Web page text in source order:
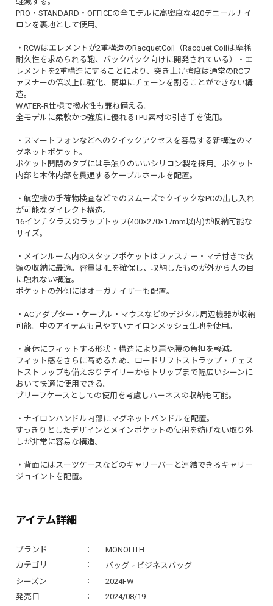
アイテム詳細
ブランド
MONOLITH
カテゴリ
バッグ > ビジネスバッグ
シーズン
2024FW
発売日
2024/08/19
PRO・STANDARD・OFFICEの全モデルに高密度な420デニールナイ
ロンを裏地として使用。
・RCWはエレメントが2重構造のRacquetCoil（Racquet Coilは摩耗
耐久性を求められる鞄、バックパック向けに開発されている）・エ
レメントを2重構造にすることにより、突き上げ強度は通常のRCフ
ァスナーの倍以上に強化、簡単にチェーンを割ることができない構
造。
WATER-R仕様で撥水性も兼ね備える。
全モデルに柔軟かつ強度に優れるTPU素材の引き手を使用。
・スマートフォンなどへのクイックアクセスを容易する新構造のマ
グネットポケット。
ポケット開閉のタブには手触りのいいシリコン製を採用。ポケット
内部と本体内部を貫通するケーブルホールを配置。
・航空機の手荷物検査などでのスムーズでクイックなPCの出し入れ
が可能なダイレクト構造。
16インチクラスのラップトップ(400×270×17mm以内)が収納可能な
サイズ。
・メインルーム内のスタッフポケットはファスナー・マチ付きで衣
類の収納に最適。容量は4Lを確保し、収納したものが外から人の目
に触れない構造。
ポケットの外側にはオーガナイザーも配置。
・ACアダプター・ケーブル・マウスなどのデジタル周辺機器が収納
可能。中のアイテムも見やすいナイロンメッシュ生地を使用。
・身体にフィットする形状・構造により肩や腰の負担を軽減。
フィット感をさらに高めるため、ロードリフトストラップ・チェス
トストラップも備えおりデイリーからトリップまで幅広いシーンに
おいて快適に使用できる。
ブリーフケースとしての使用を考慮しハーネスの収納も可能。
・ナイロンハンドル内部にマグネットバンドルを配置。
すっきりとしたデザインとメインポケットの使用を妨げない取り外
しが非常に容易な構造。
・背面にはスーツケースなどのキャリーバーと連結できるキャリー
ジョイントを配置。